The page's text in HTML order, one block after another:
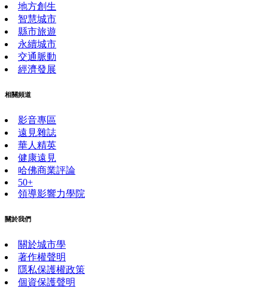
地方創生
智慧城市
縣市旅遊
永續城市
交通脈動
經濟發展
相關頻道
影音專區
遠見雜誌
華人精英
健康遠見
哈佛商業評論
50+
領導影響力學院
關於我們
關於城市學
著作權聲明
隱私保護權政策
個資保護聲明